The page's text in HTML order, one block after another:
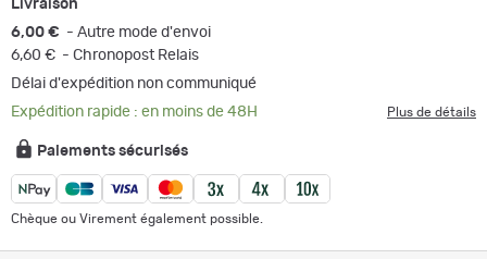
Livraison
6,00 € - Autre mode d'envoi
6,60 € - Chronopost Relais
Délai d'expédition non communiqué
Expédition rapide : en moins de 48H
Plus de détails
Paiements sécurisés
Chèque ou Virement également possible.